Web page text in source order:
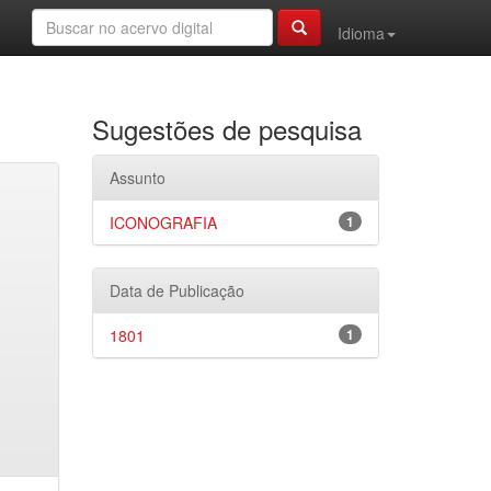
Idioma
Sugestões de pesquisa
Assunto
1
ICONOGRAFIA
Data de Publicação
1
1801